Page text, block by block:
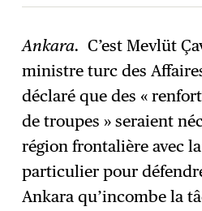
→ S'abonner
Ankara. C’est Mevlüt
ministre turc des
déclaré que des «
de troupes » seraient
région frontalière avec
particulier pour
Ankara qu’incombe la